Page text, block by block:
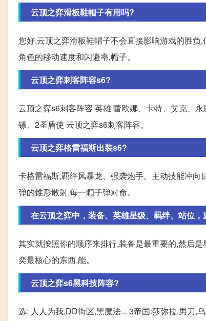
云顶之弈滑板鞋帽子有用吗?
您好,云顶之弈滑板鞋帽子不会直接影响游戏的胜
角色的移动速度和闪避率,帽子。
云顶之弈刺客阵容s6?
云顶之弈s6刺客阵容 英雄 蕾欧娜、卡特、艾克、
镖、2圣盾使 云顶之弈s6刺客阵容。
云顶之弈格雷福斯出装s6?
卡格雷福斯,羁绊风暴龙、强袭炮手。主动技能冲
弹的锥形散射,每一颗子弹对命。
在云顶之弈中，装备、英雄星级、羁绊、站位，
其实就按照你的顺序来排行,装备是最重要的,然后
奕最核心的东西,能。
云顶之弈s6黑科技阵容?
选: 人人为我,DD街区,黑魔法... 3帝国:莎弥拉,男刀,